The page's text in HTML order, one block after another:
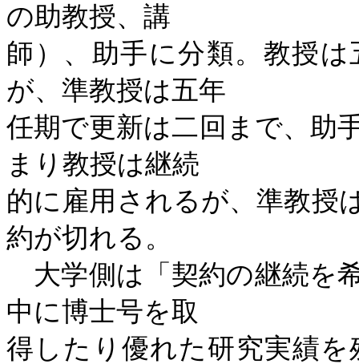
の助教授、講
師）、助手に分類。教授
が、準教授は五年
任期で更新は二回まで、助
まり教授は継続
的に雇用されるが、準教授
約が切れる。
大学側は「契約の継続を
中に博士号を取
得したり優れた研究実績